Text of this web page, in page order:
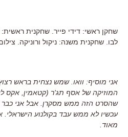
שחקן ראשי: דידי פייר. שחקנית
לבו. שחקנית משנה: ניקול ורוניקה.
אני מוסיף: וואו. שמש נצחית בראש
המוזיקה של אסף תג'ר (קטאמין, אקס
שהסרט הזה ממש מסקרן. אבל אני כבר
עכשיו לא ממש עבד בקולנוע הישראלי.
מאוד.